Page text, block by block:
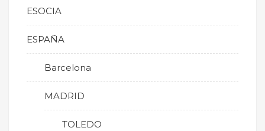
ESOCIA
ESPAÑA
Barcelona
MADRID
TOLEDO